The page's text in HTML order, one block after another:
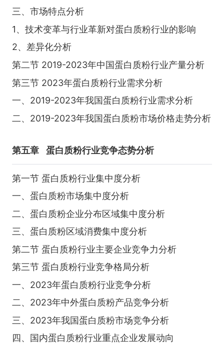
三、市场特点分析
1、技术变革与行业革新对蛋白质粉行业的影响
2、差异化分析
第二节 2019-2023年中国蛋白质粉行业产量分析
第三节 2023年蛋白质粉行业需求分析
一、2019-2023年我国蛋白质粉行业需求分析
二、2019-2023年我国蛋白质粉市场价格走势分析
第五章 蛋白质粉行业竞争态势分析
第一节 蛋白质粉行业集中度分析
一、蛋白质粉市场集中度分析
二、蛋白质粉企业分布区域集中度分析
三、蛋白质粉区域消费集中度分析
第二节 蛋白质粉行业主要企业竞争力分析
第三节 蛋白质粉行业竞争格局分析
一、2023年蛋白质粉行业竞争分析
二、2023年中外蛋白质粉产品竞争分析
三、2023年我国蛋白质粉市场竞争分析
四、国内蛋白质粉行业重点企业发展动向